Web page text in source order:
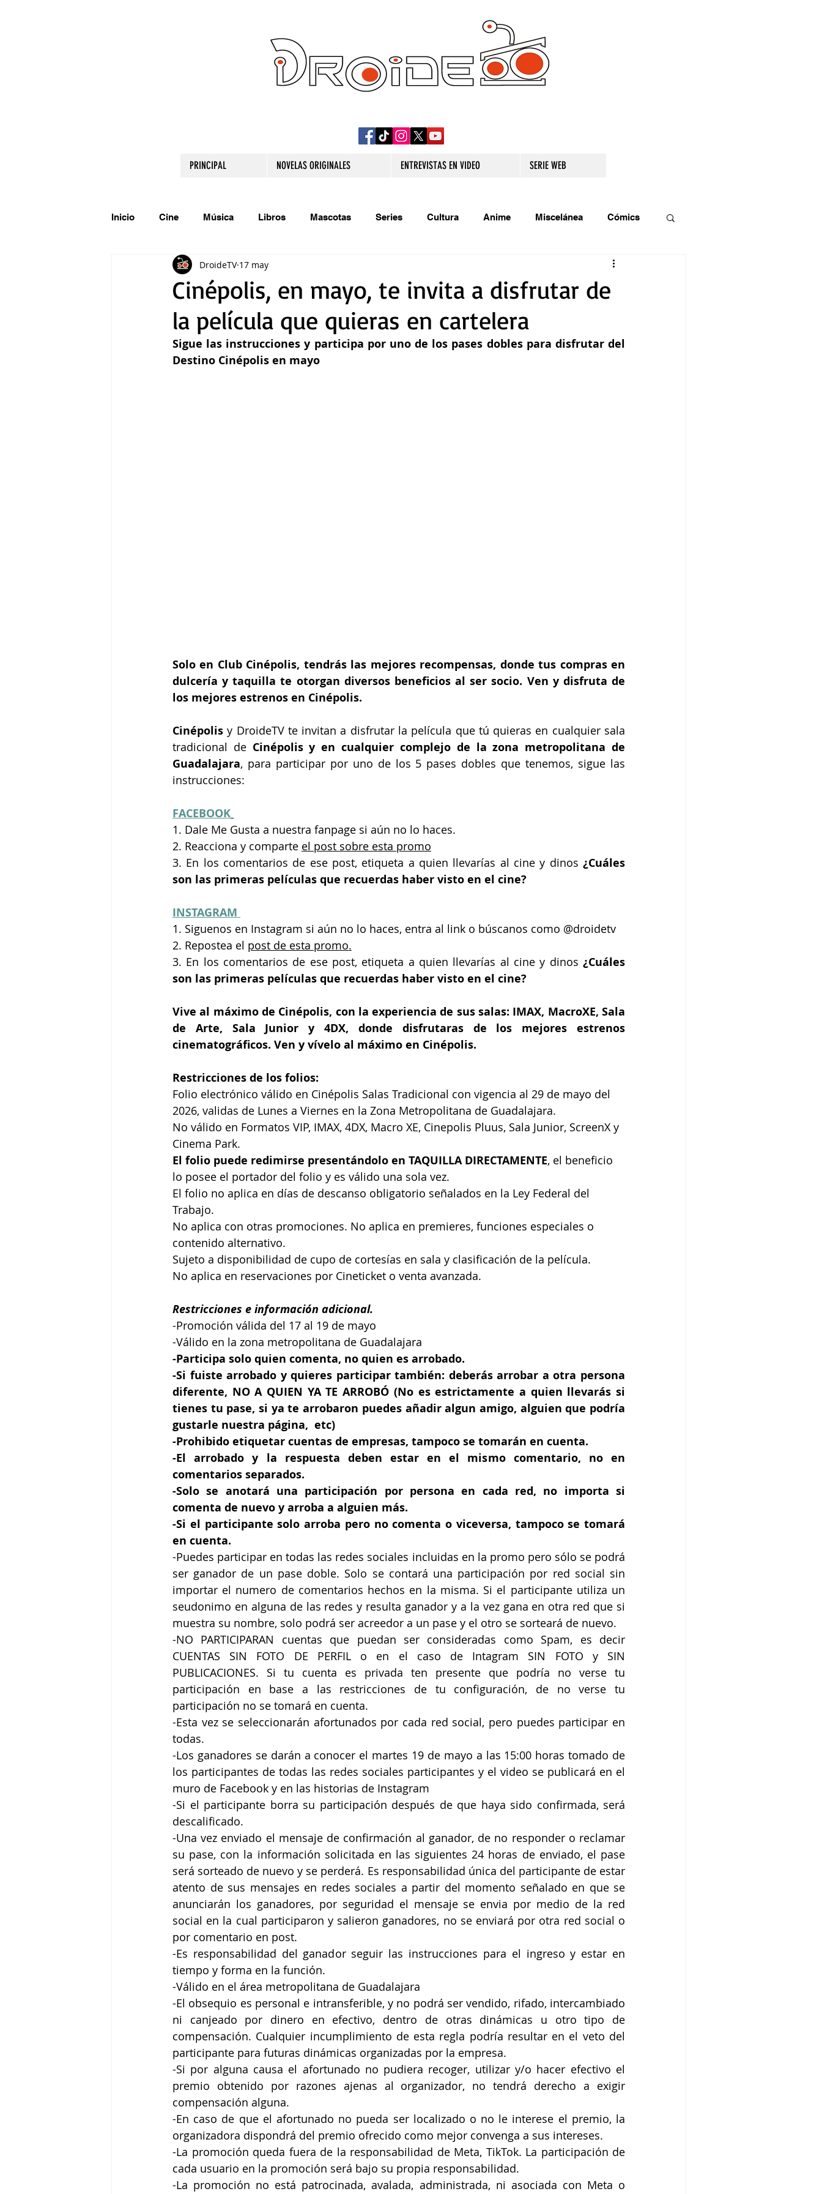
PRINCIPAL NOVELAS ORIGINALES ENTREVISTAS EN VIDEO SERIE WEB
Inicio Cine Música Libros Mascotas Series Cultura Anime Miscelánea Cómics
Comparte tu talento Relatos originales
Gastronomía Tecnología
Cinépolis, en mayo, te invita a disfrutar de
la película que quieras en cartelera
DroideTV 17 may
Sigue las instrucciones y participa por uno de los pases dobles para disfrutar del
Destino Cinépolis en mayo
Solo en Club Cinépolis, tendrás las mejores recompensas, donde tus compras en
dulcería y taquilla te otorgan diversos beneficios al ser socio. Ven y disfruta de
los mejores estrenos en Cinépolis.
Cinépolis y DroideTV te invitan a disfrutar la película que tú quieras en cualquier sala
tradicional de Cinépolis y en cualquier complejo de la zona metropolitana de
Guadalajara, para participar por uno de los 5 pases dobles que tenemos, sigue las
instrucciones:
FACEBOOK
1. Dale Me Gusta a nuestra fanpage si aún no lo haces.
2. Reacciona y comparte el post sobre esta promo
3. En los comentarios de ese post, etiqueta a quien llevarías al cine y dinos ¿Cuáles
son las primeras películas que recuerdas haber visto en el cine?
INSTAGRAM
1. Siguenos en Instagram si aún no lo haces, entra al link o búscanos como @droidetv
2. Repostea el post de esta promo.
3. En los comentarios de ese post, etiqueta a quien llevarías al cine y dinos ¿Cuáles
son las primeras películas que recuerdas haber visto en el cine?
Vive al máximo de Cinépolis, con la experiencia de sus salas: IMAX, MacroXE, Sala
de Arte, Sala Junior y 4DX, donde disfrutaras de los mejores estrenos
cinematográficos. Ven y vívelo al máximo en Cinépolis.
Restricciones de los folios:
Folio electrónico válido en Cinépolis Salas Tradicional con vigencia al 29 de mayo del
2026, validas de Lunes a Viernes en la Zona Metropolitana de Guadalajara.
No válido en Formatos VIP, IMAX, 4DX, Macro XE, Cinepolis Pluus, Sala Junior, ScreenX y
Cinema Park.
El folio puede redimirse presentándolo en TAQUILLA DIRECTAMENTE, el beneficio
lo posee el portador del folio y es válido una sola vez.
El folio no aplica en días de descanso obligatorio señalados en la Ley Federal del
Trabajo.
No aplica con otras promociones. No aplica en premieres, funciones especiales o
contenido alternativo.
Sujeto a disponibilidad de cupo de cortesías en sala y clasificación de la película.
No aplica en reservaciones por Cineticket o venta avanzada.
Restricciones e información adicional.
-Promoción válida del 17 al 19 de mayo
-Válido en la zona metropolitana de Guadalajara
-Participa solo quien comenta, no quien es arrobado.
-Si fuiste arrobado y quieres participar también: deberás arrobar a otra persona
diferente, NO A QUIEN YA TE ARROBÓ (No es estrictamente a quien llevarás si
tienes tu pase, si ya te arrobaron puedes añadir algun amigo, alguien que podría
gustarle nuestra página,  etc)
-Prohibido etiquetar cuentas de empresas, tampoco se tomarán en cuenta.
-El arrobado y la respuesta deben estar en el mismo comentario, no en
comentarios separados.
-Solo se anotará una participación por persona en cada red, no importa si
comenta de nuevo y arroba a alguien más.
-Si el participante solo arroba pero no comenta o viceversa, tampoco se tomará
en cuenta.
-Puedes participar en todas las redes sociales incluidas en la promo pero sólo se podrá
ser ganador de un pase doble. Solo se contará una participación por red social sin
importar el numero de comentarios hechos en la misma. Si el participante utiliza un
seudonimo en alguna de las redes y resulta ganador y a la vez gana en otra red que si
muestra su nombre, solo podrá ser acreedor a un pase y el otro se sorteará de nuevo.
-NO PARTICIPARAN cuentas que puedan ser consideradas como Spam, es decir
CUENTAS SIN FOTO DE PERFIL o en el caso de Intagram SIN FOTO y SIN
PUBLICACIONES. Si tu cuenta es privada ten presente que podría no verse tu
participación en base a las restricciones de tu configuración, de no verse tu
participación no se tomará en cuenta.
-Esta vez se seleccionarán afortunados por cada red social, pero puedes participar en
todas.
-Los ganadores se darán a conocer el martes 19 de mayo a las 15:00 horas tomado de
los participantes de todas las redes sociales participantes y el video se publicará en el
muro de Facebook y en las historias de Instagram
-Si el participante borra su participación después de que haya sido confirmada, será
descalificado.
-Una vez enviado el mensaje de confirmación al ganador, de no responder o reclamar
su pase, con la información solicitada en las siguientes 24 horas de enviado, el pase
será sorteado de nuevo y se perderá. Es responsabilidad única del participante de estar
atento de sus mensajes en redes sociales a partir del momento señalado en que se
anunciarán los ganadores, por seguridad el mensaje se envia por medio de la red
social en la cual participaron y salieron ganadores, no se enviará por otra red social o
por comentario en post.
-Es responsabilidad del ganador seguir las instrucciones para el ingreso y estar en
tiempo y forma en la función.
-Válido en el área metropolitana de Guadalajara
-El obsequio es personal e intransferible, y no podrá ser vendido, rifado, intercambiado
ni canjeado por dinero en efectivo, dentro de otras dinámicas u otro tipo de
compensación. Cualquier incumplimiento de esta regla podría resultar en el veto del
participante para futuras dinámicas organizadas por la empresa.
-Si por alguna causa el afortunado no pudiera recoger, utilizar y/o hacer efectivo el
premio obtenido por razones ajenas al organizador, no tendrá derecho a exigir
compensación alguna.
-En caso de que el afortunado no pueda ser localizado o no le interese el premio, la
organizadora dispondrá del premio ofrecido como mejor convenga a sus intereses.
-La promoción queda fuera de la responsabilidad de Meta, TikTok. La participación de
cada usuario en la promoción será bajo su propia responsabilidad.
-La promoción no está patrocinada, avalada, administrada, ni asociada con Meta o